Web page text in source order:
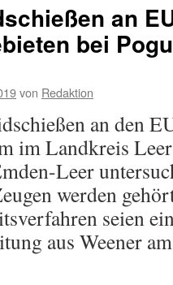
an
bei
von Redaktion
an den
im Landkreis
Leer
werden
seien
aus Weener